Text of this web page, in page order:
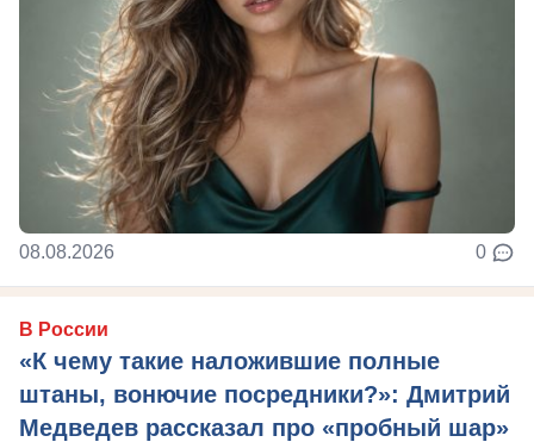
08.08.2026 0
В России
«К чему такие наложившие полные
штаны, вонючие посредники?»: Дмитрий
Медведев рассказал про «пробный шар»